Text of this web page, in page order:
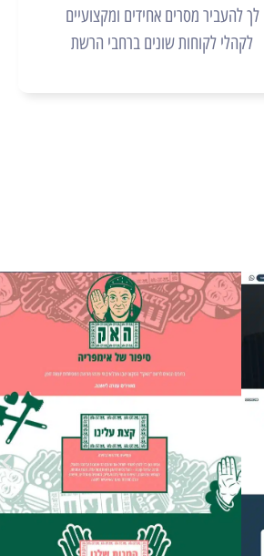
לך להעביר מסרים אחידים ומקצועיים
לקהלי לקוחות שונים ברחבי הרשת